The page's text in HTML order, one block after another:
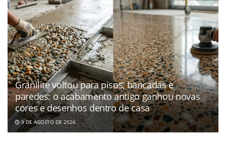
Granilite voltou para pisos, bancadas e
paredes: o acabamento antigo ganhou novas
cores e desenhos dentro de casa
9 DE AGOSTO DE 2026